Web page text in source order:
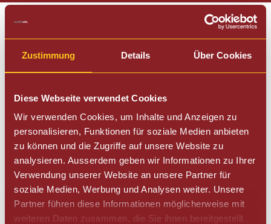
Zustimmung Details Über Cookies
Diese Webseite verwendet Cookies
Wir verwenden Cookies, um Inhalte und Anzeigen zu
personalisieren, Funktionen für soziale Medien anbieten
zu können und die Zugriffe auf unsere Website zu
analysieren. Ausserdem geben wir Informationen zu Ihrer
Verwendung unserer Website an unsere Partner für
soziale Medien, Werbung und Analysen weiter. Unsere
Partner führen diese Informationen möglicherweise mit
weiteren Daten zusammen, die Sie ihnen bereitgestellt
Die von Ihnen gesuchte Seite gibt es nicht.
/electra_micro_casa_semiautomatica_sxc
Seit mehr als 30 Jahren Qualität, Fachkompetenz und
Service im Raum Zuerich.
Café etc. GmbH
Witzbergstrasse 25
8330 Pfäffikon ZH
Impressum
Datenschutz
Sitemap